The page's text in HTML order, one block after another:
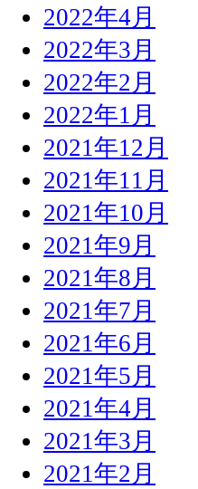
2022年4月
2022年3月
2022年2月
2022年1月
2021年12月
2021年11月
2021年10月
2021年9月
2021年8月
2021年7月
2021年6月
2021年5月
2021年4月
2021年3月
2021年2月